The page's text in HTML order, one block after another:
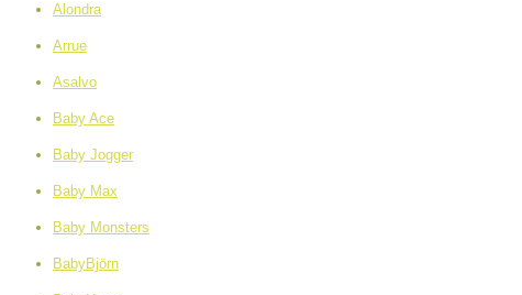
Alondra
Arrue
Asalvo
Baby Ace
Baby Jogger
Baby Max
Baby Monsters
BabyBjörn